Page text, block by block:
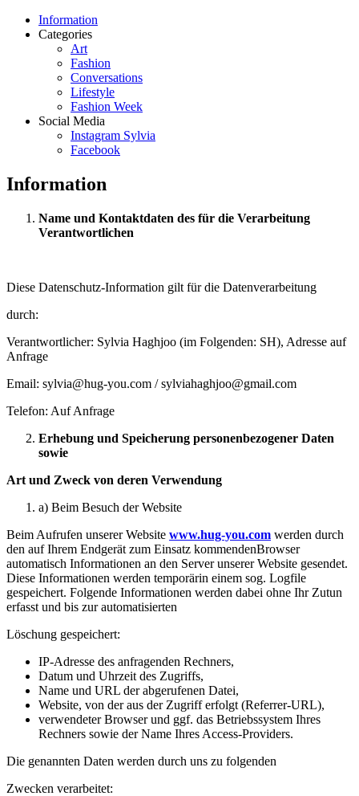
Information
Categories
Art
Fashion
Conversations
Lifestyle
Fashion Week
Social Media
Instagram Sylvia
Facebook
Information
Name und Kontaktdaten des für die Verarbeitung
Verantwortlichen
Diese Datenschutz-Information gilt für die Datenverarbeitung
durch:
Verantwortlicher: Sylvia Haghjoo (im Folgenden: SH), Adresse auf
Anfrage
Email: sylvia@hug-you.com / sylviahaghjoo@gmail.com
Telefon: Auf Anfrage
Erhebung und Speicherung personenbezogener Daten
sowie
Art und Zweck von deren Verwendung
a) Beim Besuch der Website
Beim Aufrufen unserer Website www.hug-you.com werden durch
den auf Ihrem Endgerät zum Einsatz kommendenBrowser
automatisch Informationen an den Server unserer Website gesendet.
Diese Informationen werden temporärin einem sog. Logfile
gespeichert. Folgende Informationen werden dabei ohne Ihr Zutun
erfasst und bis zur automatisierten
Löschung gespeichert:
IP-Adresse des anfragenden Rechners,
Datum und Uhrzeit des Zugriffs,
Name und URL der abgerufenen Datei,
Website, von der aus der Zugriff erfolgt (Referrer-URL),
verwendeter Browser und ggf. das Betriebssystem Ihres
Rechners sowie der Name Ihres Access-Providers.
Die genannten Daten werden durch uns zu folgenden
Zwecken verarbeitet: